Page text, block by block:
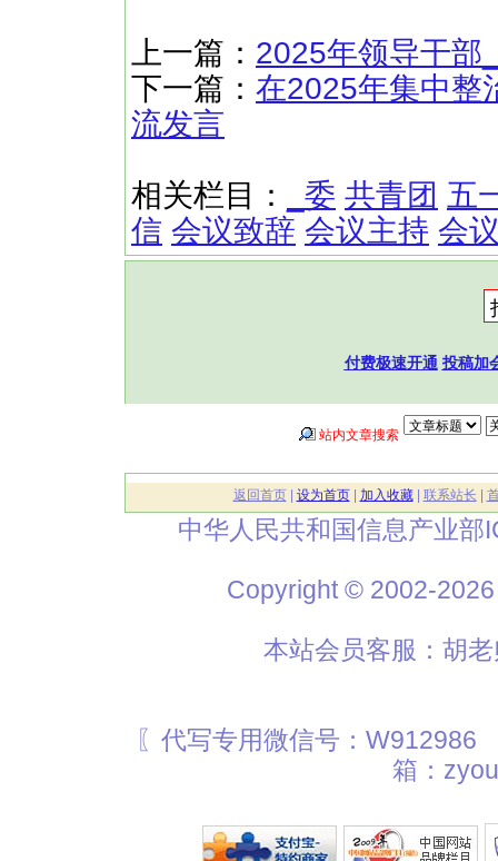
上一篇： 2025年领导干部
下一篇： 在2025年集中整
流发言
相关栏目： _委 共青团 五
信 会议致辞 会议主持 会
付费极速开通 投稿加
站内文章搜索
返回首页| 设为首页| 加入收藏| 联系站长
中华人民共和国信息产业部
Copyright © 2002-
本站会员客服：胡
〖代写专用微信号：
箱：